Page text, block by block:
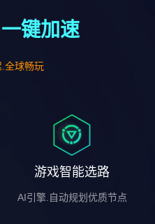
键加速
全球畅玩
游戏智能选路
AI引擎.自动规划优质节点